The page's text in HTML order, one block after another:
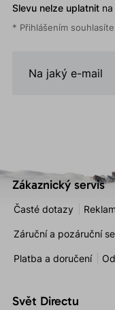
Slevu nelze uplatnitna
* Přihlášením
Zákaznický servis
Časté dotazy
Záruční a pozáruční
Platba a doručení
Svět Directu